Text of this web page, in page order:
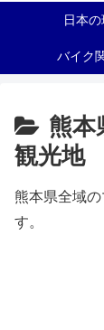
日本
バイク
熊本
観光地
熊本県全域
す。